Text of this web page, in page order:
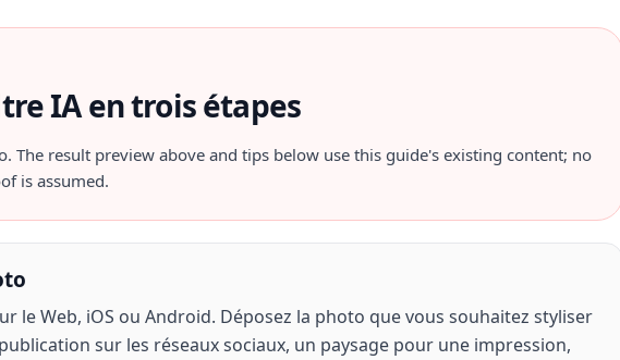
IA en trois étapes
. The result preview above and tips below use this guide's existing content; no
is assumed.
le Web, iOS ou Android. Déposez la photo que vous souhaitez styliser
sur les réseaux sociaux, un paysage pour une impression,